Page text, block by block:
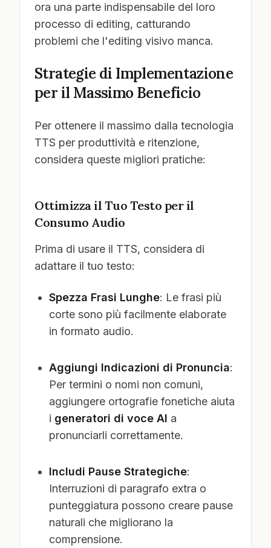
ora una parte indispensabile del loro
processo di editing, catturando
problemi che l'editing visivo manca.
Strategie di Implementazione
per il Massimo Beneficio
Per ottenere il massimo dalla tecnologia
TTS per produttività e ritenzione,
considera queste migliori pratiche:
Ottimizza il Tuo Testo per il
Consumo Audio
Prima di usare il TTS, considera di
adattare il tuo testo:
Spezza Frasi Lunghe: Le frasi più
corte sono più facilmente elaborate
in formato audio.
Aggiungi Indicazioni di Pronuncia:
Per termini o nomi non comuni,
aggiungere ortografie fonetiche aiuta
i generatori di voce AI a
pronunciarli correttamente.
Includi Pause Strategiche:
Interruzioni di paragrafo extra o
punteggiatura possono creare pause
naturali che migliorano la
comprensione.